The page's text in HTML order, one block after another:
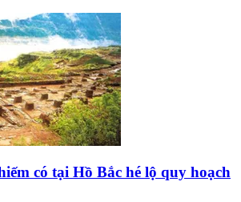
có tại Hồ Bắc hé lộ quy hoạch